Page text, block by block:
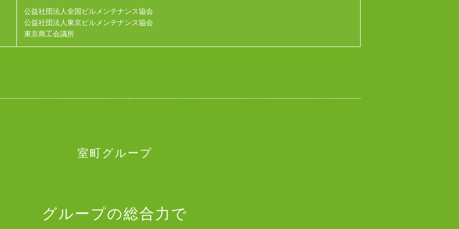
公益社団法人全国ビルメンテナンス協会
公益社団法人東京ビルメンテナンス協会
東京商工会議所
室町グループ
グループの総合力で